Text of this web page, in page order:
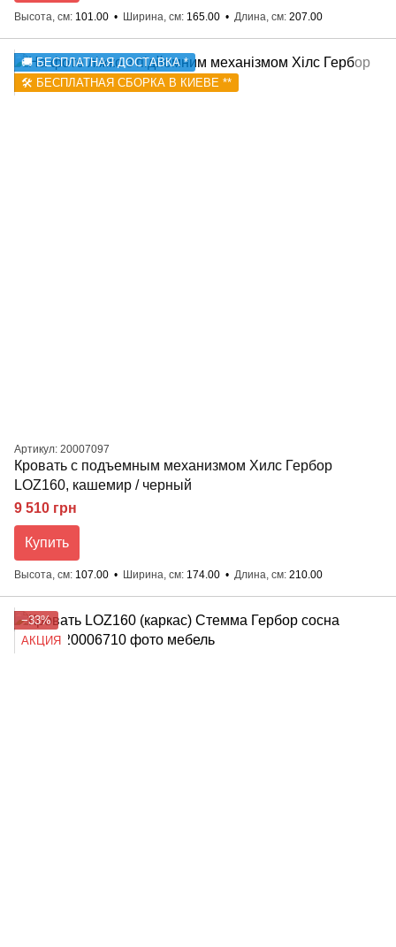
Высота, см 101.00 Ширина, см 165.00 Длина, см 207.00
🚚 БЕСПЛАТНАЯ ДОСТАВКА *
🛠️ БЕСПЛАТНАЯ СБОРКА В КИЕВЕ **
Артикул: 20007097
Кровать с подъемным механизмом Хилс Гербор
LOZ160, кашемир / черный
9 510 грн
Купить
Высота, см 107.00 Ширина, см 174.00 Длина, см 210.00
−33%
АКЦИЯ